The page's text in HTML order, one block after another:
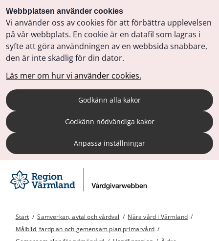
Webbplatsen använder cookies
Vi använder oss av cookies för att förbättra upplevelsen
på vår webbplats. En cookie är en datafil som lagras i
syfte att göra användningen av en webbsida snabbare,
den är inte skadlig för din dator.
Läs mer om hur vi använder cookies.
Godkänn alla kakor
Godkänn nödvändiga kakor
Anpassa inställningar
Start / Samverkan, avtal och vårdval / Nära vård i Värmland /
Målbild, färdplan och gemensam plan primärvård /